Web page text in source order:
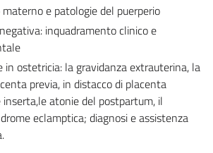
e patologie del puerperio
inquadramento clinico e
in ostetricia: la gravidanza extrauterina, la
previa, in distacco di placenta
atonie del postpartum, il
eclamptica; diagnosi e assistenza